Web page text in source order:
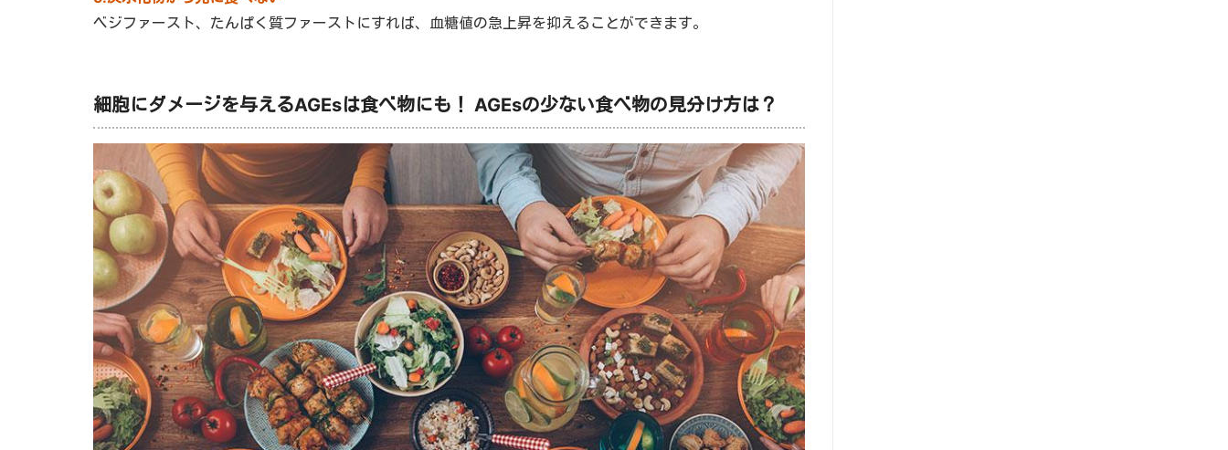
ベジファースト、たんぱく質ファーストにすれば、血糖値の急上昇を抑えることができます。
細胞にダメージを与えるAGEsは食べ物にも！ AGEsの少ない食べ物の見分け方は？